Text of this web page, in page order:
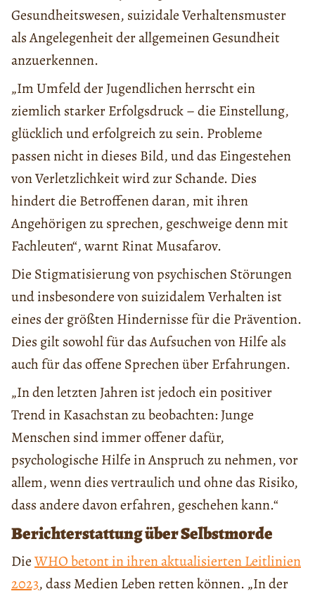
Gesundheitswesen, suizidale Verhaltensmuster
als Angelegenheit der allgemeinen Gesundheit
anzuerkennen.
„Im Umfeld der Jugendlichen herrscht ein
ziemlich starker Erfolgsdruck – die Einstellung,
glücklich und erfolgreich zu sein. Probleme
passen nicht in dieses Bild, und das Eingestehen
von Verletzlichkeit wird zur Schande. Dies
hindert die Betroffenen daran, mit ihren
Angehörigen zu sprechen, geschweige denn mit
Fachleuten“, warnt Rinat Musafarov.
Die Stigmatisierung von psychischen Störungen
und insbesondere von suizidalem Verhalten ist
eines der größten Hindernisse für die Prävention.
Dies gilt sowohl für das Aufsuchen von Hilfe als
auch für das offene Sprechen über Erfahrungen.
„In den letzten Jahren ist jedoch ein positiver
Trend in Kasachstan zu beobachten: Junge
Menschen sind immer offener dafür,
psychologische Hilfe in Anspruch zu nehmen, vor
allem, wenn dies vertraulich und ohne das Risiko,
dass andere davon erfahren, geschehen kann.“
Berichterstattung über Selbstmorde
DieWHO betont in ihren aktualisierten Leitlinien
2023, dass Medien Leben retten können. „In der